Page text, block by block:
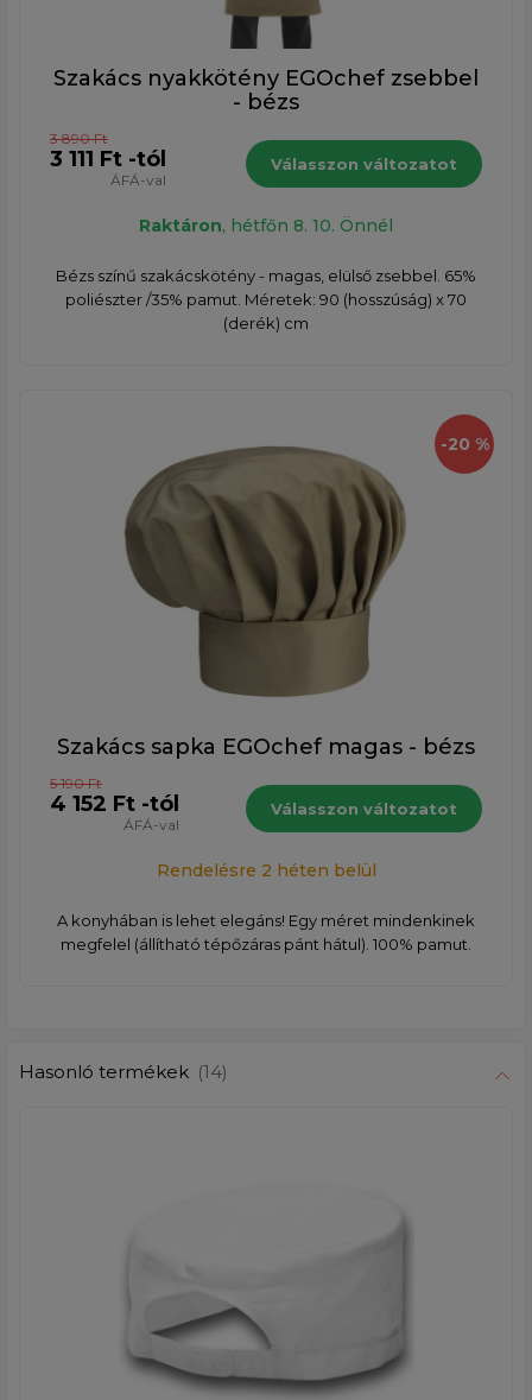
Szakács nyakkötény EGOchef zsebbel
- bézs
3 890 Ft
3 111 Ft -tól
ÁFÁ-val
Válasszon változatot
Raktáron, hétfőn 8. 10. Önnél
Bézs színű szakácskötény - magas, elülső zsebbel. 65%
poliészter /35% pamut. Méretek: 90 (hosszúság) x 70
(derék) cm
-20 %
Szakács sapka EGOchef magas - bézs
5 190 Ft
4 152 Ft -tól
ÁFÁ-val
Válasszon változatot
Rendelésre 2 héten belül
A konyhában is lehet elegáns! Egy méret mindenkinek
megfelel (állítható tépőzáras pánt hátul). 100% pamut.
Hasonló termékek (14)